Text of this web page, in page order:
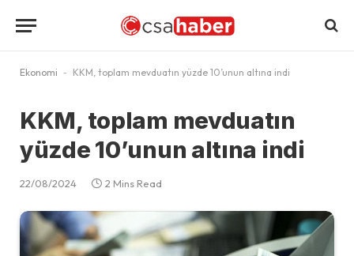
Ekonomi - KKM, toplam mevduatın yüzde 10’unun altına indi
KKM, toplam mevduatın
yüzde 10’unun altına indi
22/08/2024 2 Mins Read